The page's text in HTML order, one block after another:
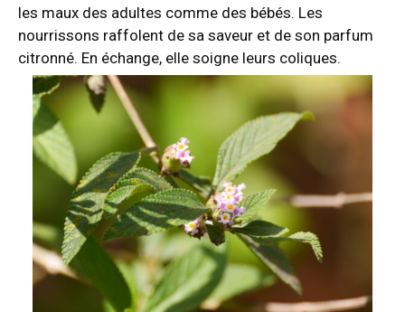
les maux des adultes comme des bébés. Les
nourrissons raffolent de sa saveur et de son parfum
citronné. En échange, elle soigne leurs coliques.